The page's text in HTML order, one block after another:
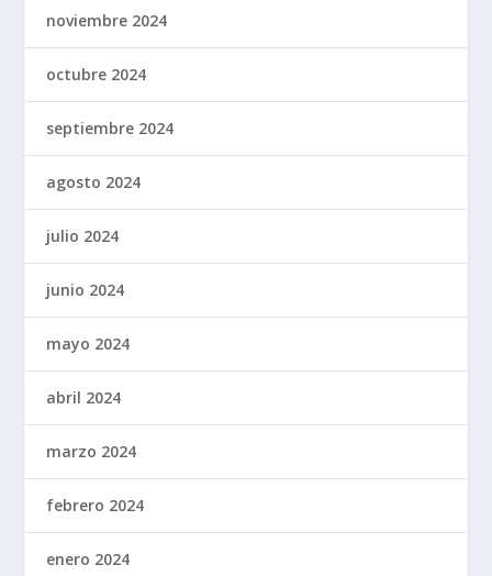
noviembre 2024
octubre 2024
septiembre 2024
agosto 2024
julio 2024
junio 2024
mayo 2024
abril 2024
marzo 2024
febrero 2024
enero 2024